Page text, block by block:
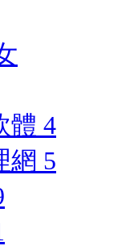
體 4
網 5